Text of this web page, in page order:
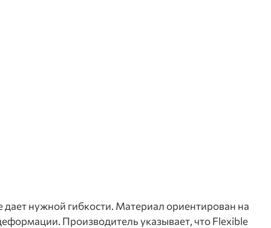
нужной гибкости. Материал ориентирован на
Производитель указывает, что Flexible